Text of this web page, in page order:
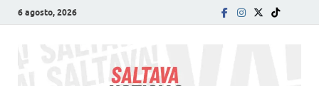
6 agosto, 2026